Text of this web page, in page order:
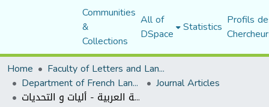
Communities
&
Collections
All of
DSpace Statistics Profils
Home
Faculty of Letters and Languages
Department of French Language and Literature Journal Articles
إزدهار اللغة العربية - أليات و التحديات-